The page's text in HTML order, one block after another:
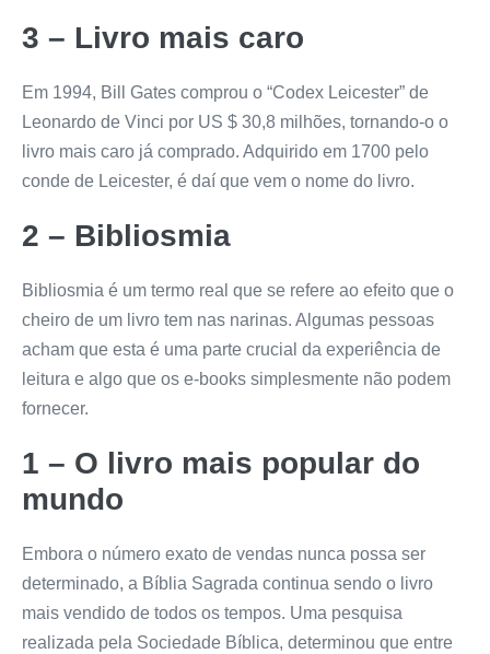
3 – Livro mais caro
Em 1994, Bill Gates comprou o “Codex Leicester” de
Leonardo de Vinci por US $ 30,8 milhões, tornando-o o
livro mais caro já comprado. Adquirido em 1700 pelo
conde de Leicester, é daí que vem o nome do livro.
2 – Bibliosmia
Bibliosmia é um termo real que se refere ao efeito que o
cheiro de um livro tem nas narinas. Algumas pessoas
acham que esta é uma parte crucial da experiência de
leitura e algo que os e-books simplesmente não podem
fornecer.
1 – O livro mais popular do
mundo
Embora o número exato de vendas nunca possa ser
determinado, a Bíblia Sagrada continua sendo o livro
mais vendido de todos os tempos. Uma pesquisa
realizada pela Sociedade Bíblica, determinou que entre